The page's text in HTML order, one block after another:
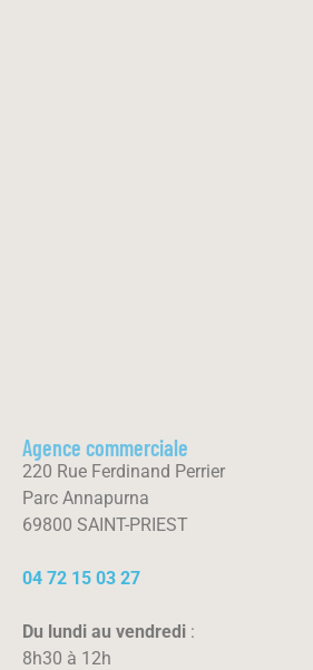
Agence commerciale
220 Rue Ferdinand Perrier
Parc Annapurna
69800 SAINT-PRIEST
04 72 15 03 27
Du lundi au vendredi :
8h30 à 12h